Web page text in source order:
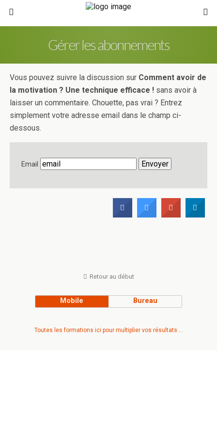
Gérer les abonnements
Vous pouvez suivre la discussion sur Comment avoir de
la motivation ? Une technique efficace ! sans avoir à
laisser un commentaire. Chouette, pas vrai ? Entrez
simplement votre adresse email dans le champ ci-
dessous.
Email
Retour au début
Mobile Bureau
Toutes les formations ici pour multiplier vos résultats ...